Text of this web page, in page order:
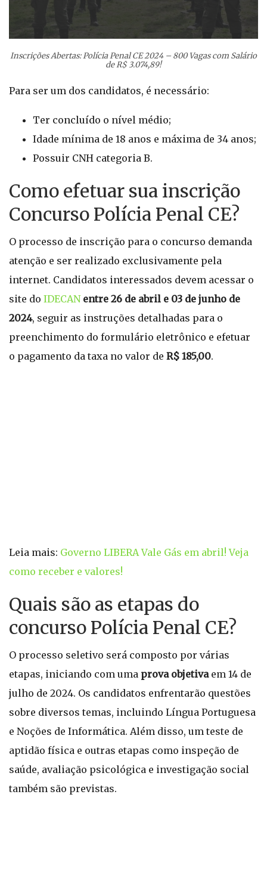
Inscrições Abertas: Polícia Penal CE 2024 – 800 Vagas com Salário
de R$ 3.074,89!
Para ser um dos candidatos, é necessário:
Ter concluído o nível médio;
Idade mínima de 18 anos e máxima de 34 anos;
Possuir CNH categoria B.
Como efetuar sua inscrição
Concurso Polícia Penal CE?
O processo de inscrição para o concurso demanda
atenção e ser realizado exclusivamente pela
internet. Candidatos interessados devem acessar o
site do IDECAN entre 26 de abril e 03 de junho de
2024, seguir as instruções detalhadas para o
preenchimento do formulário eletrônico e efetuar
o pagamento da taxa no valor de R$ 185,00.
Leia mais: Governo LIBERA Vale Gás em abril! Veja
como receber e valores!
Quais são as etapas do
concurso Polícia Penal CE?
O processo seletivo será composto por várias
etapas, iniciando com uma prova objetivaem 14 de
julho de 2024. Os candidatos enfrentarão questões
sobre diversos temas, incluindo Língua Portuguesa
e Noções de Informática. Além disso, um teste de
aptidão física e outras etapas como inspeção de
saúde, avaliação psicológica e investigação social
também são previstas.